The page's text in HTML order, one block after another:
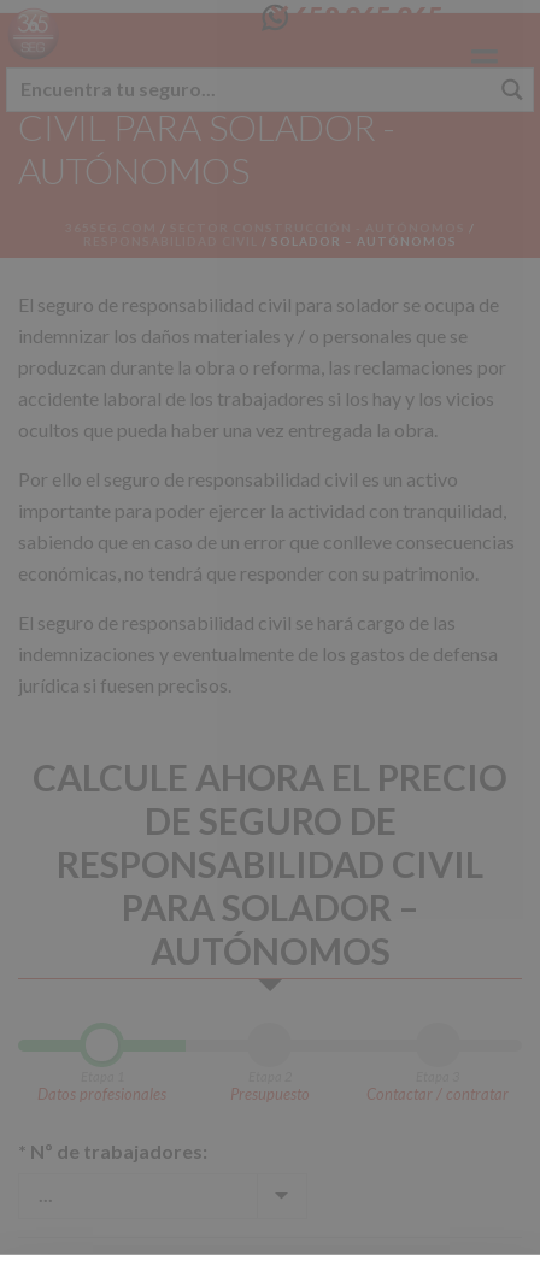
658 365 365
SEGURO RESPONSABILIDAD
CIVIL PARA SOLADOR -
AUTÓNOMOS
/
/
/ SOLADOR – AUTÓNOMOS
El seguro de responsabilidad civil para solador se ocupa de
indemnizar los daños materiales y / o personales que se
produzcan durante la obra o reforma, las reclamaciones por
accidente laboral de los trabajadores si los hay y los vicios
ocultos que pueda haber una vez entregada la obra.
Por ello el seguro de responsabilidad civil es un activo
importante para poder ejercer la actividad con tranquilidad,
sabiendo que en caso de un error que conlleve consecuencias
económicas, no tendrá que responder con su patrimonio.
El seguro de responsabilidad civil se hará cargo de las
indemnizaciones y eventualmente de los gastos de defensa
jurídica si fuesen precisos.
CALCULE AHORA EL PRECIO
DE SEGURO DE
RESPONSABILIDAD CIVIL
PARA SOLADOR –
AUTÓNOMOS
Datos profesionales Presupuesto Contactar / contratar
* Nº de trabajadores: